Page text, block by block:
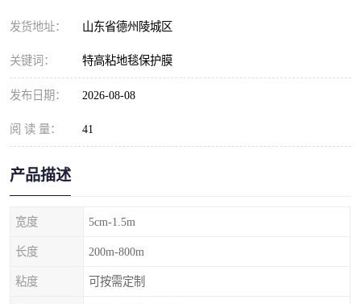
发货地址： 山东省德州陵城区
关键词： 特高粘地毯保护膜
发布日期： 2026-08-08
阅 读 量： 41
产品描述
宽度 5cm-1.5m
长度 200m-800m
粘度 可按需定制